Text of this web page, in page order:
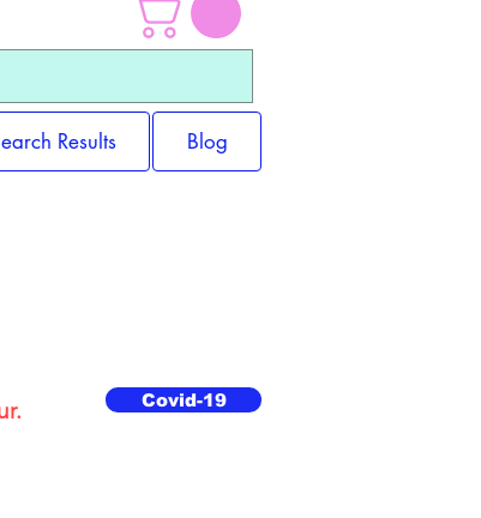
Results Blog
Covid-19